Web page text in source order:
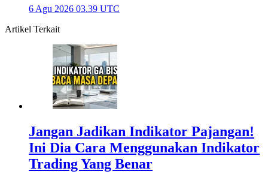
6 Agu 2026 03.39 UTC
Artikel Terkait
Jangan Jadikan Indikator Pajangan!
Ini Dia Cara Menggunakan Indikator
Trading Yang Benar